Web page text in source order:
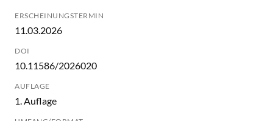
ERSCHEINUNGSTERMIN
11.03.2026
DOI
10.11586/2026020
AUFLAGE
1. Auflage